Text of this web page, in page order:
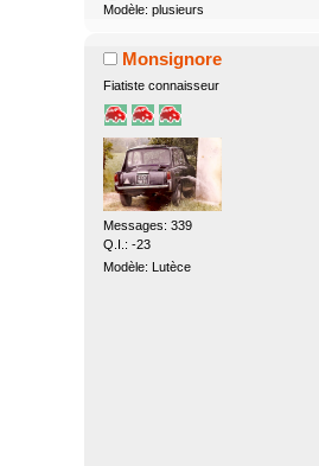
Modèle: plusieurs
Monsignore
Fiatiste connaisseur
Messages: 339
Q.I.: -23
Modèle: Lutèce